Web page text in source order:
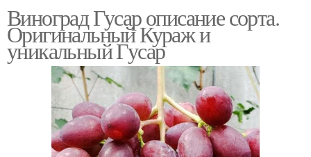
Виноград Гусар описание сорта.
Оригинальный Кураж и
уникальный Гусар